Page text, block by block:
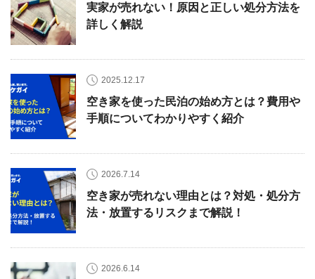
実家が売れない！原因と正しい処分方法を
詳しく解説
2025.12.17
空き家を使った民泊の始め方とは？費用や
手順についてわかりやすく紹介
2026.7.14
空き家が売れない理由とは？対処・処分方
法・放置するリスクまで解説！
2026.6.14